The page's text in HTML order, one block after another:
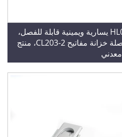
مفصلة خزانة كهربائية HL019 يسارية ويمينية قابلة للفصل،
محور باب CL203-1-2، مفصلة خزانة مفاتيح CL203-2، منتج
معدني